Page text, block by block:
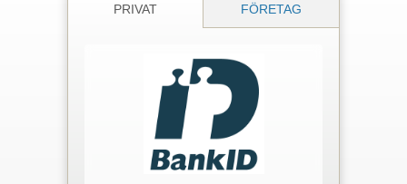
PRIVAT FÖRETAG